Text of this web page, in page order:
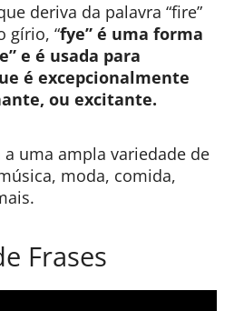
deriva da palavra “fire”
gírio, “fye” é uma forma
e é usada para
é excepcionalmente
ou excitante.
a uma ampla variedade de
moda, comida,
Frases